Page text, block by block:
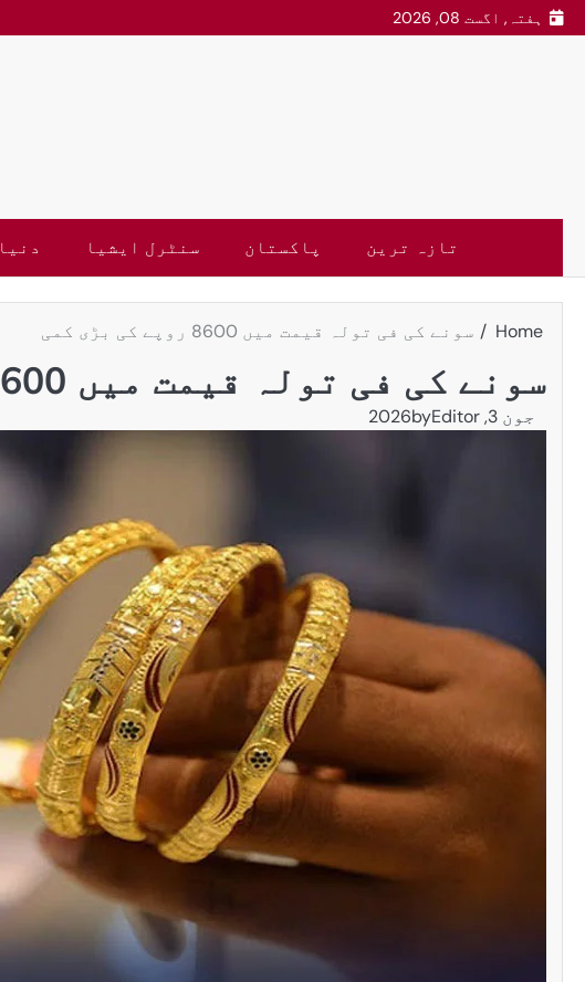
ہفتہ, اگست 08, 2026
تازہ ترین پاکستان سنٹرل ایشیا دنیا
Home سونے کی فی تولہ قیمت میں 8600 روپے کی بڑی کمی
سونے کی فی تولہ قیمت میں 8600 روپے کی بڑی کمی
جون 3, 2026 byEditor
پاکستان تاجکستان
ٹرانزٹ اور علاقائی روابط
بڑھانے پر اتفاق
اپریل 29, 2026